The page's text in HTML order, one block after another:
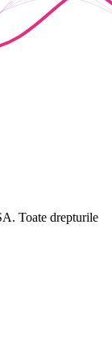
Toate drepturile